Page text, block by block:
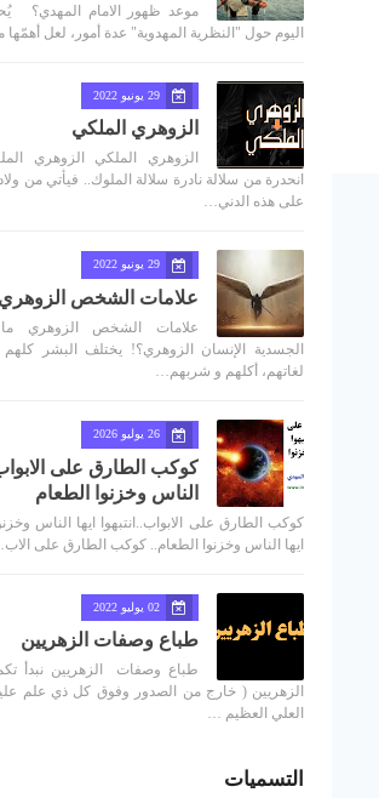
موعد ظهور الامام المهدي؟
اليوم حول "النظرية المهدوية" عدة أمور، لعل
29 يونيو 2022
الزوهري الملكي
الزوهري الملكي الزوهري
انحدرة من سلالة نادرة سلالة الملوك.. فيأتي من
على هذه الدني…
29 يونيو 2022
علامات الشخص الزوهري
علامات الشخص الزوهري
الجسدية الإنسان الزوهري؟! يختلف البشر
لغاتهم، أكلهم و شربهم…
26 يوليو 2026
كوكب الطارق على
الناس وخزنوا الطعام
كوكب الطارق على الابواب..انتبهوا ايها الناس
ايها الناس وخزنوا الطعام.. كوكب الطارق على الاب…
02 يوليو 2022
طباع وصفات الزهريين
طباع وصفات الزهريين نبدأ
الزهريين ( خارج من الصدور وفوق كل ذي علم
العلي العظيم …
التسميات